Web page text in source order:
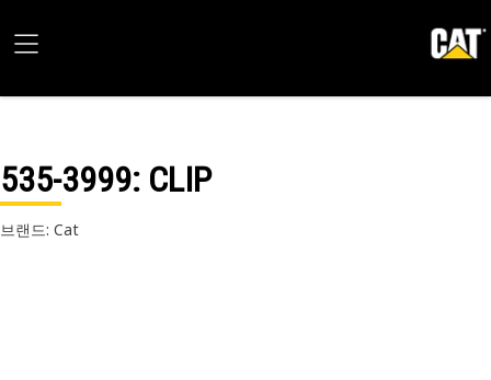
535-3999: CLIP
브랜드: Cat